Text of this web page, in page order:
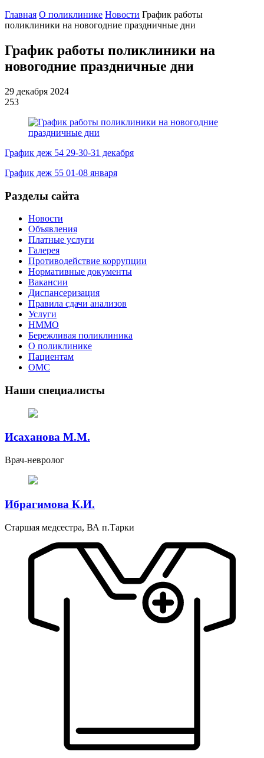
Главная О поликлинике Новости График работы
поликлиники на новогодние праздничные дни
График работы поликлиники на
новогодние праздничные дни
29 декабря 2024
253
График деж 54 29-30-31 декабря
График деж 55 01-08 января
Разделы сайта
Новости
Объявления
Платные услуги
Галерея
Противодействие коррупции
Нормативные документы
Вакансии
Диспансеризация
Правила сдачи анализов
Услуги
НММО
Бережливая поликлиника
О поликлинике
Пациентам
ОМС
Наши специалисты
Исаханова М.М.
Врач-невролог
Ибрагимова К.И.
Старшая медсестра, ВА п.Тарки